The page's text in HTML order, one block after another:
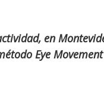
en
Eye